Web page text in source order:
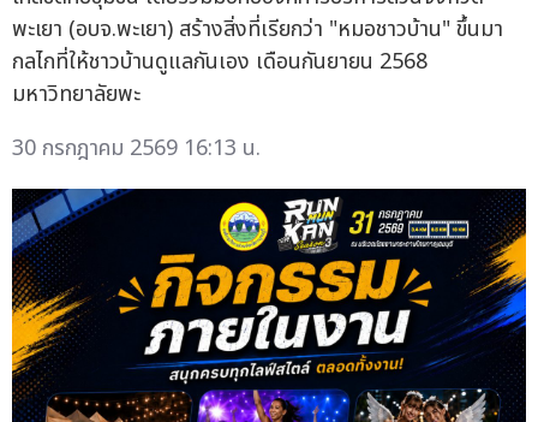
พะเยา (อบจ.พะเยา) สร้างสิ่งที่เรียกว่า "หมอชาวบ้าน" ขึ้นมา
กลไกที่ให้ชาวบ้านดูแลกันเอง เดือนกันยายน 2568
มหาวิทยาลัยพะ
30 กรกฎาคม 2569 16:13 น.